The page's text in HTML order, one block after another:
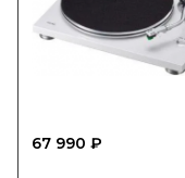
67 990 ₽